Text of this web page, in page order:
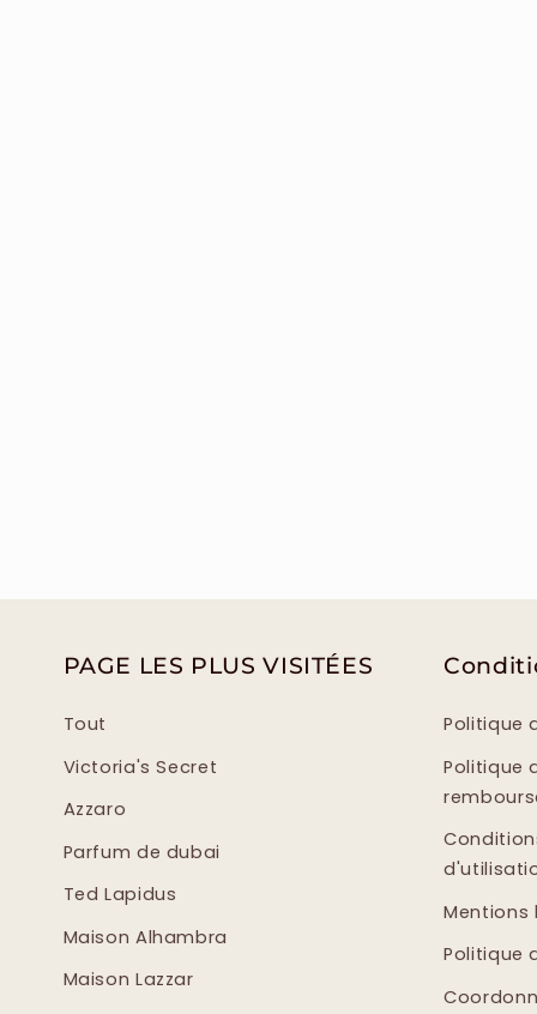
PAGE LES PLUS VISITÉES
Tout
Victoria's Secret
Azzaro
Parfum de dubai
Ted Lapidus
Maison Alhambra
Maison Lazzar
Politique
Politique
Mentions
Politique